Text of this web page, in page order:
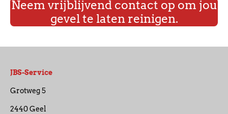
Neem vrijblijvend contact op om jou
gevel te laten reinigen.
JBS-Service
Grotweg 5
2440 Geel